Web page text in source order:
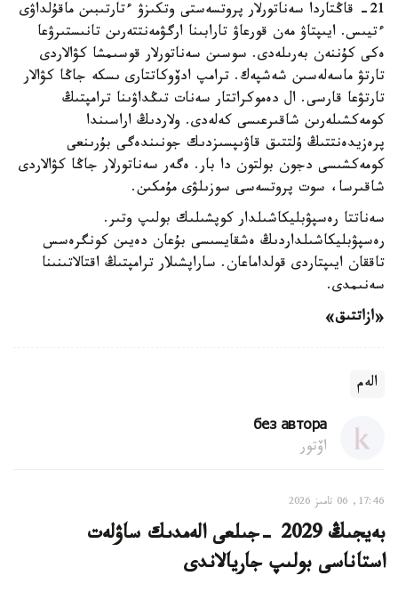
21- قاڭتاردا سەناتورلار پروتسەستى وتكىزۋ ءتارتىبىن ماقۇلداۋى
ءتيىس. ايىپتاۋ مەن قورعاۋ تارابىنا ارگۋمەنتتەرىن تانىستىرۋعا
ەكى كۇننەن بەرىلەدى. سوسىن سەناتورلار قوسىمشا كۋالاردى
تارتۋ ماسەلەسىن شەشپەك. ترامپ ادۆوكاتتارى ىسكە جاڭا كۋالار
تارتۋعا قارسى. ال دەموكراتتار سەنات تىڭداۋىنا ترامپتىڭ
كومەكشىلەرىن شاقىرعىسى كەلەدى. ولاردىڭ اراسىندا
پرەزيدەنتتىڭ ۇلتتىق قاۋىپسىزدىك جونىندەگى بۇرىنعى
كومەكشىسى دجون بولتون دا بار. ەگەر سەناتورلار جاڭا كۋالاردى
شاقىرسا، سوت پروتسەسى سوزىلۋى مۇمكىن.
سەناتتا رەسپۋبليكاشىلدار كوپشىلىك بولىپ وتىر.
رەسپۋبليكاشىلداردىڭ ەشقايسىسى بۇعان دەيىن كونگرەسس
تاققان ايىپتاردى قولداماعان. ساراپشىلار ترامپتىڭ اقتالاتىنىنا
سەنىمدى.
«ازاتتىق»
الەم
без автора
اۆتور
17:46, 06 تامىز 2026
بەيجىڭ 2029 -جىلعى الەمدىك ساۋلەت
استاناسى بولىپ جاريالاندى